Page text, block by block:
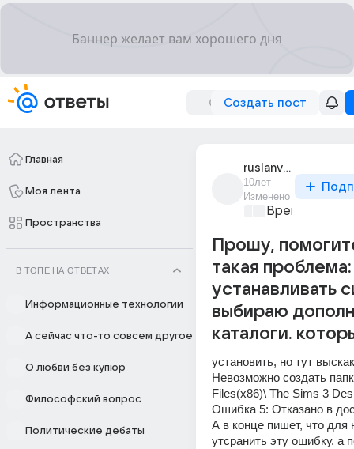
Создать пост
Главная
Моя лента
Пространства
В ТОПЕ НА ОТВЕТАХ
Информационные технологии
А сейчас что-то совсем другое
О любви без купюр
Философский вопрос
Политические дебаты
ruslanv_3
10лет
Изменено
Время игр
Прошу,
такая
устанавливать
выбираю
каталоги.
установить, но тут
Невозможно создать
Files(x86)\ The Sims 3
Ошибка 5: Отказано в
А в конце пишет, что для
утсранить эту ошибку. а